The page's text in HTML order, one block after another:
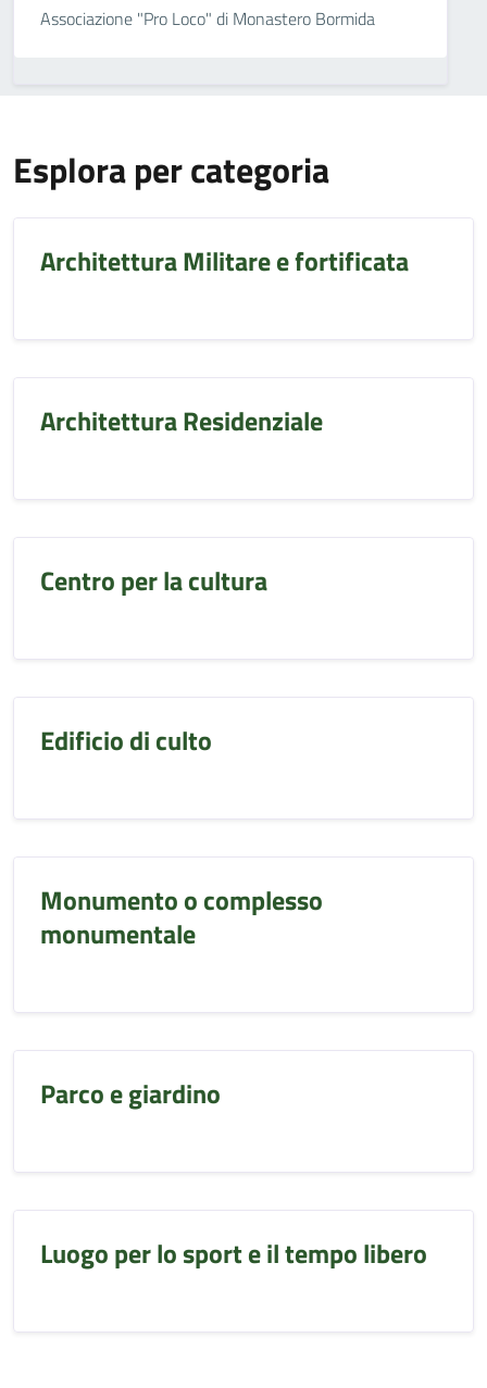
Associazione "Pro Loco" di Monastero Bormida
Esplora per categoria
Architettura Militare e fortificata
Architettura Residenziale
Centro per la cultura
Edificio di culto
Monumento o complesso
monumentale
Parco e giardino
Luogo per lo sport e il tempo libero